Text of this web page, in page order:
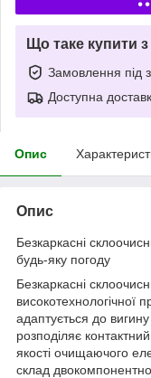
Що таке купити
Замовлення під
Доступна
Опис
Опис
Безкаркасні
будь-яку погоду
Безкаркасні
високотехнологічної
адаптується до
розподіляє
якості очищаючого
склад